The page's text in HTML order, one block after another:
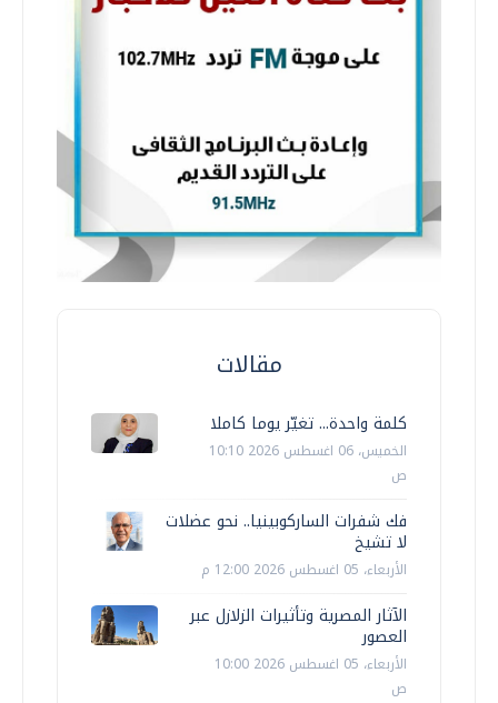
مقالات
كلمة واحدة... تغيّر يوما كاملا
الخميس، 06 اغسطس 2026 10:10
ص
فك شفرات الساركوبينيا.. نحو عضلات
لا تشيخ
الأربعاء، 05 اغسطس 2026 12:00 م
الآثار المصرية وتأثيرات الزلازل عبر
العصور
الأربعاء، 05 اغسطس 2026 10:00
ص